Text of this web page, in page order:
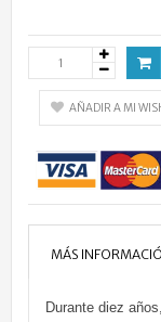
AÑADIR A MI
MÁS
Durante diez